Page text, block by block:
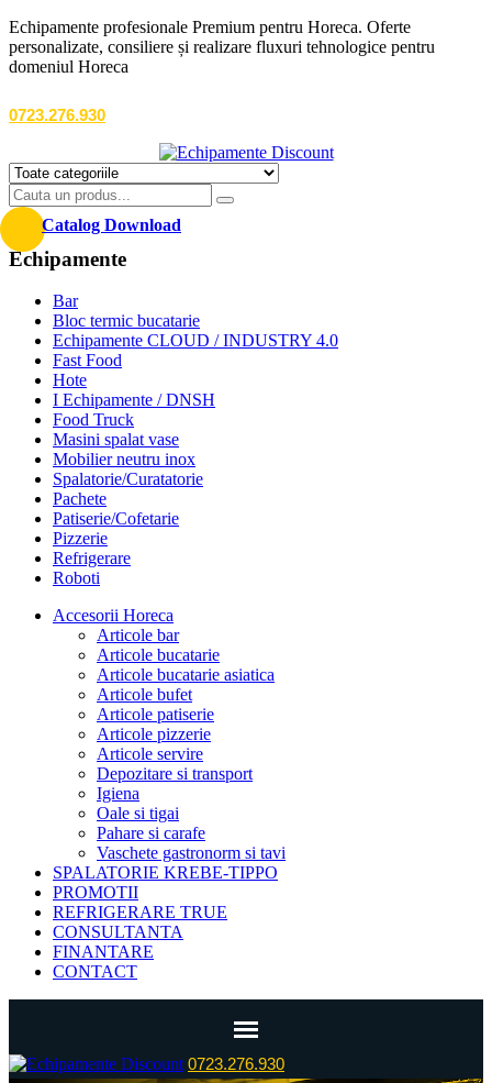
Echipamente profesionale Premium pentru Horeca. Oferte
personalizate, consiliere și realizare fluxuri tehnologice pentru
domeniul Horeca
0723.276.930
Catalog Download
Echipamente
Bar
Bloc termic bucatarie
Echipamente CLOUD / INDUSTRY 4.0
Fast Food
Hote
I Echipamente / DNSH
Food Truck
Masini spalat vase
Mobilier neutru inox
Spalatorie/Curatatorie
Pachete
Patiserie/Cofetarie
Pizzerie
Refrigerare
Roboti
Accesorii Horeca
Articole bar
Articole bucatarie
Articole bucatarie asiatica
Articole bufet
Articole patiserie
Articole pizzerie
Articole servire
Depozitare si transport
Igiena
Oale si tigai
Pahare si carafe
Vaschete gastronorm si tavi
SPALATORIE KREBE-TIPPO
PROMOTII
REFRIGERARE TRUE
CONSULTANTA
FINANTARE
CONTACT
0723.276.930